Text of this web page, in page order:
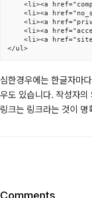
</ul>
심한경우에는 한글자마
우도 있습니다. 작성자의
링크는 링크라는 것이
Comments